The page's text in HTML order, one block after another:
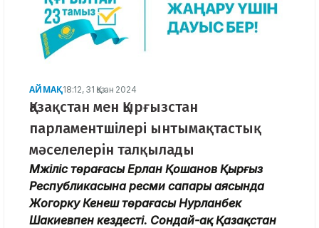
АЙМАҚ18:12, 31 Қазан 2024
Қазақстан мен Қырғызстан
парламентшілері ынтымақтастық
мәселелерін талқылады
Мәжіліс төрағасы Ерлан Қошанов Қырғыз
Республикасына ресми сапары аясында
Жогорку Кенеш төрағасы Нурланбек
Шакиевпен кездесті. Сондай-ақ Қазақстан